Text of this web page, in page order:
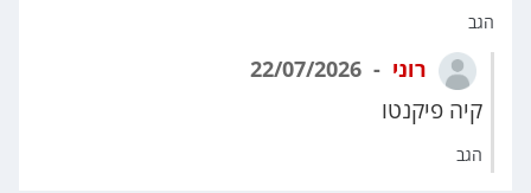
הגב
רוני
קיה פיקנטו
הגב